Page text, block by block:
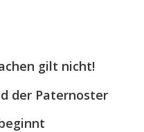
gilt nicht!
der Paternoster